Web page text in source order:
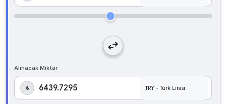
swap_horiz
Alınacak Miktar
₺